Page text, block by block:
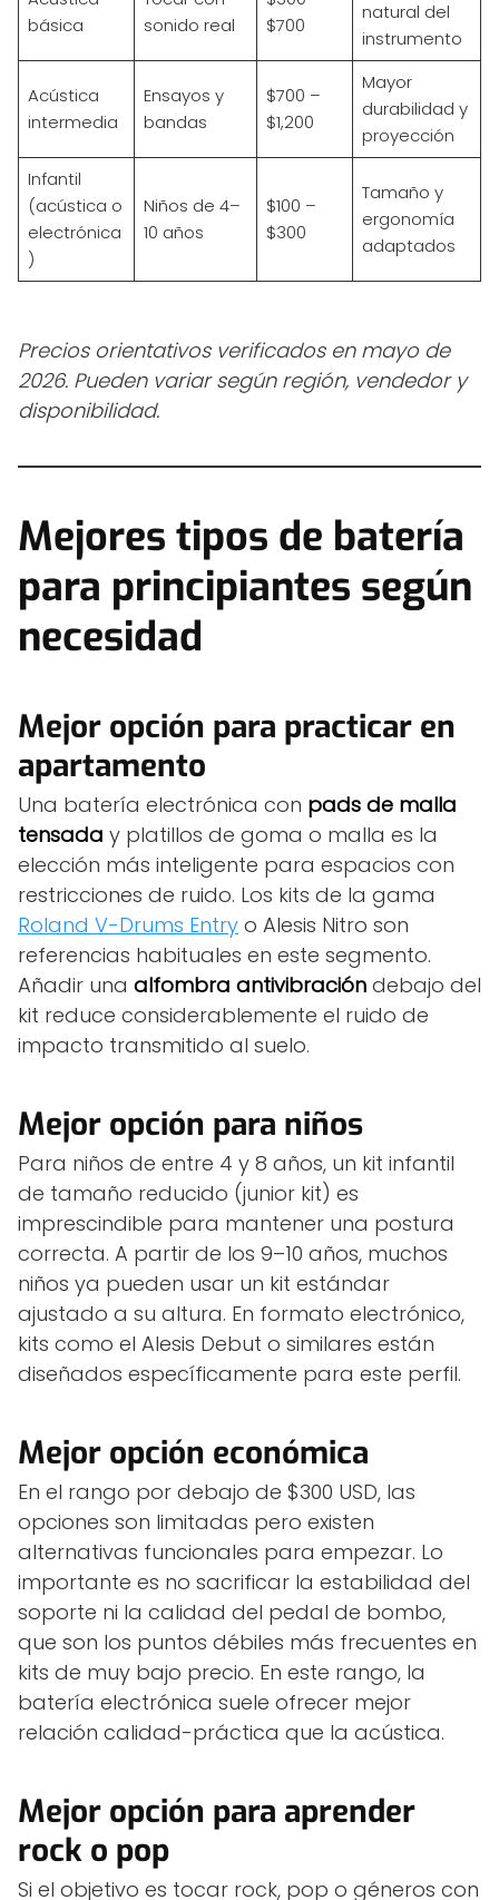
básica
sonido real
$700
natural del
instrumento
Acústica
intermedia
Ensayos y
bandas
$700 –
$1,200
Mayor
durabilidad y
proyección
Infantil
(acústica o
electrónica
)
Niños de 4–
10 años
$100 –
$300
Tamaño y
ergonomía
adaptados
Precios orientativos verificados en mayo de
2026. Pueden variar según región, vendedor y
disponibilidad.
Mejores tipos de batería
para principiantes según
necesidad
Mejor opción para practicar en
apartamento
Una batería electrónica con pads de malla
tensada y platillos de goma o malla es la
elección más inteligente para espacios con
restricciones de ruido. Los kits de la gama
Roland V-Drums Entry o Alesis Nitro son
referencias habituales en este segmento.
Añadir una alfombra antivibración debajo del
kit reduce considerablemente el ruido de
impacto transmitido al suelo.
Mejor opción para niños
Para niños de entre 4 y 8 años, un kit infantil
de tamaño reducido (junior kit) es
imprescindible para mantener una postura
correcta. A partir de los 9–10 años, muchos
niños ya pueden usar un kit estándar
ajustado a su altura. En formato electrónico,
kits como el Alesis Debut o similares están
diseñados específicamente para este perfil.
Mejor opción económica
En el rango por debajo de $300 USD, las
opciones son limitadas pero existen
alternativas funcionales para empezar. Lo
importante es no sacrificar la estabilidad del
soporte ni la calidad del pedal de bombo,
que son los puntos débiles más frecuentes en
kits de muy bajo precio. En este rango, la
batería electrónica suele ofrecer mejor
relación calidad-práctica que la acústica.
Mejor opción para aprender
rock o pop
Si el objetivo es tocar rock, pop o géneros con